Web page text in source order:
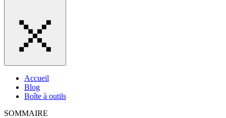
Accueil
Blog
Boîte à outils
SOMMAIRE